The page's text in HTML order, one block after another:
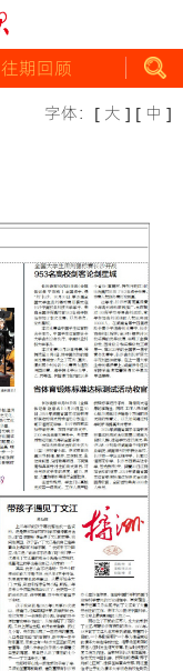
往期回顾
字体： [ 大 ] [ 中 ]